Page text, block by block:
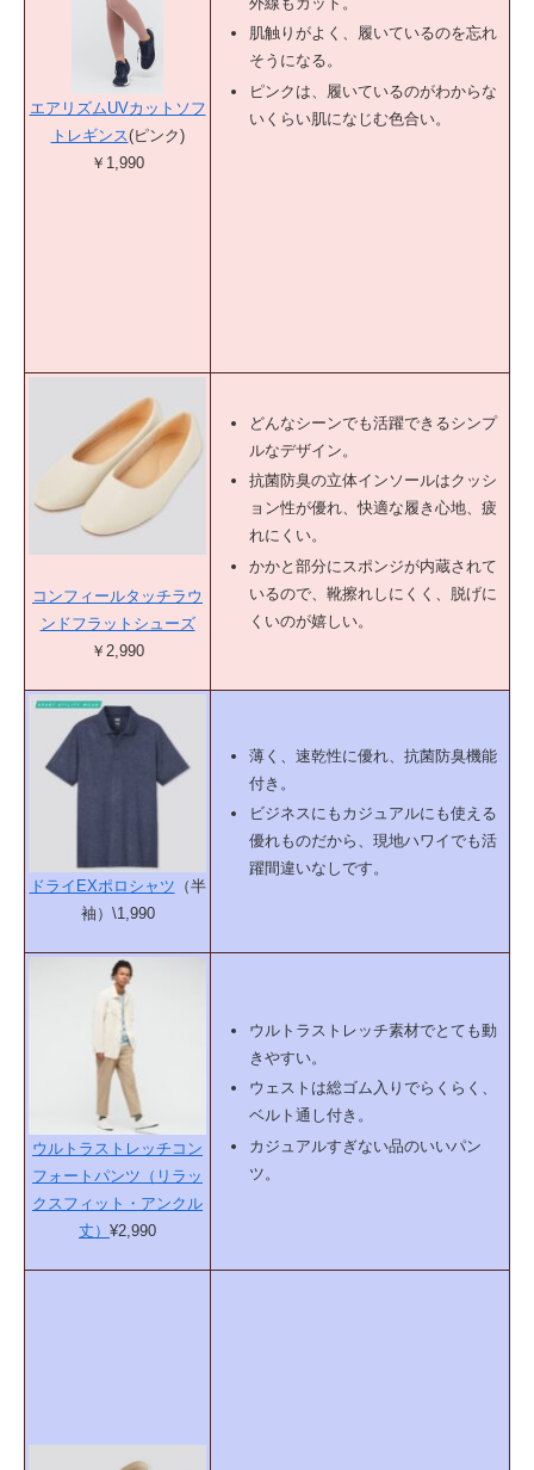
エアリズムUVカットソフ
トレギンス(ピンク)
￥1,990
肌触りがよく、履いているのを忘れ
そうになる。
ピンクは、履いているのがわからな
いくらい肌になじむ色合い。
コンフィールタッチラウ
ンドフラットシューズ
￥2,990
どんなシーンでも活躍できるシンプ
ルなデザイン。
抗菌防臭の立体インソールはクッシ
ョン性が優れ、快適な履き心地、疲
れにくい。
かかと部分にスポンジが内蔵されて
いるので、靴擦れしにくく、脱げに
くいのが嬉しい。
ドライEXポロシャツ （半
袖）\1,990
薄く、速乾性に優れ、抗菌防臭機能
付き。
ビジネスにもカジュアルにも使える
優れものだから、現地ハワイでも活
躍間違いなしです。
ウルトラストレッチコン
フォートパンツ（リラッ
クスフィット・アンクル
丈） ¥2,990
ウルトラストレッチ素材でとても動
きやすい。
ウェストは総ゴム入りでらくらく、
ベルト通し付き。
カジュアルすぎない品のいいパン
ツ。